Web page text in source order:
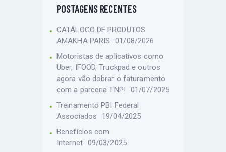
POSTAGENS RECENTES
CATÁLOGO DE PRODUTOS
AMAKHA PARIS
01/08/2026
Motoristas de aplicativos como
Uber, IFOOD, Truckpad e outros
agora vão dobrar o faturamento
com a parceria TNP!
01/07/2025
Treinamento PBI Federal
Associados
19/04/2025
Benefícios com
Internet 09/03/2025